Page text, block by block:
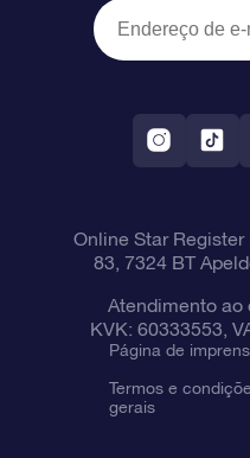
OSR Starsaver
Aplicativo RV Fly
Política de devolução
Constelações
Online Star Register
83, 7324 BT
Atendimento ao
KVK: 60333553,
Página de
Termos e
gerais